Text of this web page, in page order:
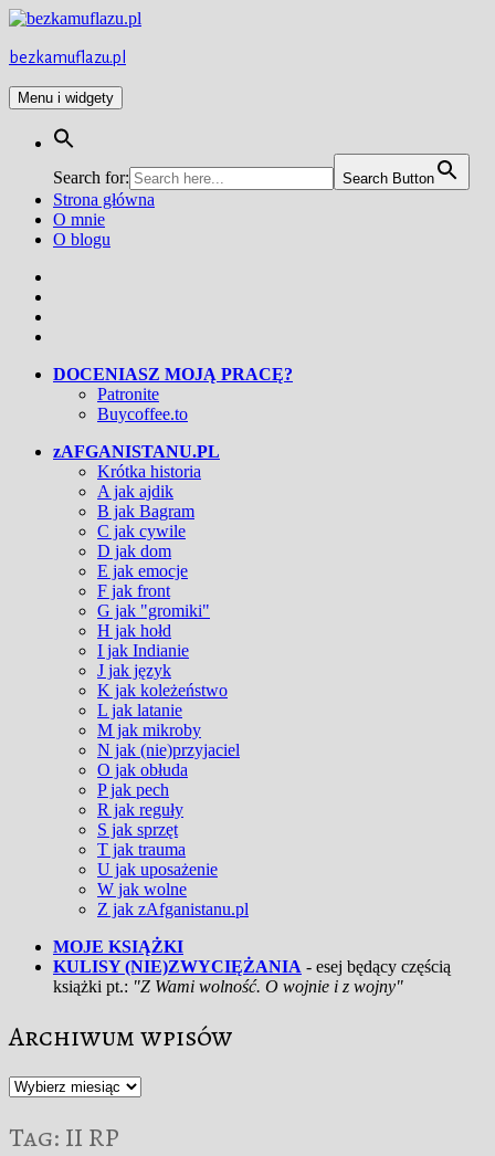
Przejdź
treści
bezkamuflazu.pl
Menu i widgety
Search for: Search Button
Strona główna
O mnie
O blogu
DOCENIASZ MOJĄ PRACĘ?
Patronite
Buycoffee.to
zAFGANISTANU.PL
Krótka historia
A jak ajdik
B jak Bagram
C jak cywile
D jak dom
E jak emocje
F jak front
G jak "gromiki"
H jak hołd
I jak Indianie
J jak język
K jak koleżeństwo
L jak latanie
M jak mikroby
N jak (nie)przyjaciel
O jak obłuda
P jak pech
R jak reguły
S jak sprzęt
T jak trauma
U jak uposażenie
W jak wolne
Z jak zAfganistanu.pl
MOJE KSIĄŻKI
KULISY (NIE)ZWYCIĘŻANIA - esej będący częścią
książki pt.: "Z Wami wolność. O wojnie i z wojny"
Archiwum wpisów
Archiwum
Tag: II RP